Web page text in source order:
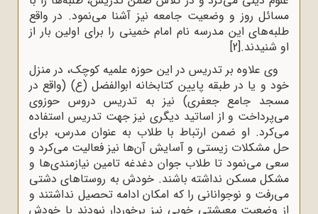
مسائل روز و وضعیت جامعه نیز آشنا می‌نمود. در واقع
طلبه‌های این مدرسه نام امام خمینی را برای اولین بار از
او شنیدند.[2]
وی علاوه بر تدریس در این حوزه علمیه کوچک، در منزل
خود و یا در طبقه پایین کتابخانه ابوالفضل (ع) (واقع در
مسجد جامع جعفری) نیز به تدریس دروس حوزوی
می‌پرداخت و از اساتید دیگری نیز جهت تدریس استفاده
می‌کرد. او ضمن ارتباط با طلاب به عنوان مدرس، برای
حل مشکلات زیستی و آسایش آن‌ها نیز فعالیت می‌کرد و
سعی می‌نمود تا طلاب جوان دغدغه تامین نیازمندی‌ها و
مشکل مسکن نداشته باشند. خودش به روستاهای دشتی
می‌رفت و نوجوانانی را که امکان ادامه تحصیل نداشتند و
از وضعیت معیشتی خوبی نیز برخوردار نبودند با خودش